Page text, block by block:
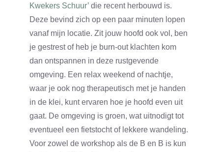
Kwekers Schuur’ die recent herbouwd is.
Deze bevind zich op een paar minuten lopen
vanaf mijn locatie. Zit jouw hoofd ook vol, ben
je gestrest of heb je burn-out klachten kom
dan ontspannen in deze rustgevende
omgeving. Een relax weekend of nachtje,
waar je ook nog therapeutisch met je handen
in de klei, kunt ervaren hoe je hoofd even uit
gaat. De omgeving is groen, wat uitnodigt tot
eventueel een fietstocht of lekkere wandeling.
Voor zowel de workshop als de B en B is kun